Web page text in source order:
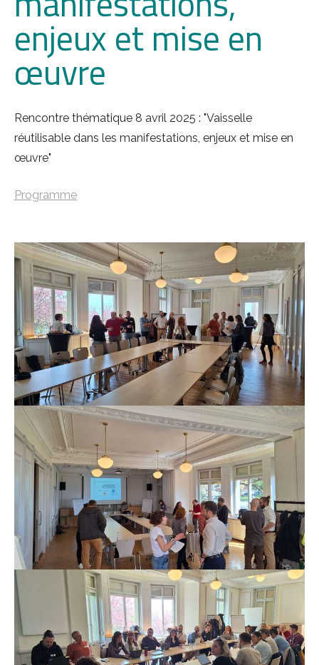
enjeux et mise en
œuvre
Rencontre thématique 8 avril 2025 : "Vaisselle
réutilisable dans les manifestations, enjeux et mise en
œuvre"
Programme